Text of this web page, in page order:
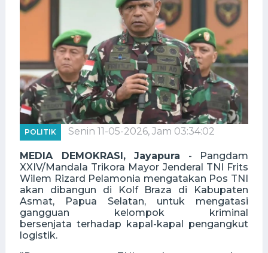
POLITIK Senin 11-05-2026, Jam 03:34:02
MEDIA DEMOKRASI, Jayapura - Pangdam
XXIV/Mandala Trikora Mayor Jenderal TNI Frits
Wilem Rizard Pelamonia mengatakan Pos TNI
akan dibangun di Kolf Braza di Kabupaten
Asmat, Papua Selatan, untuk mengatasi
gangguan kelompok kriminal
bersenjata terhadap kapal-kapal pengangkut
logistik.